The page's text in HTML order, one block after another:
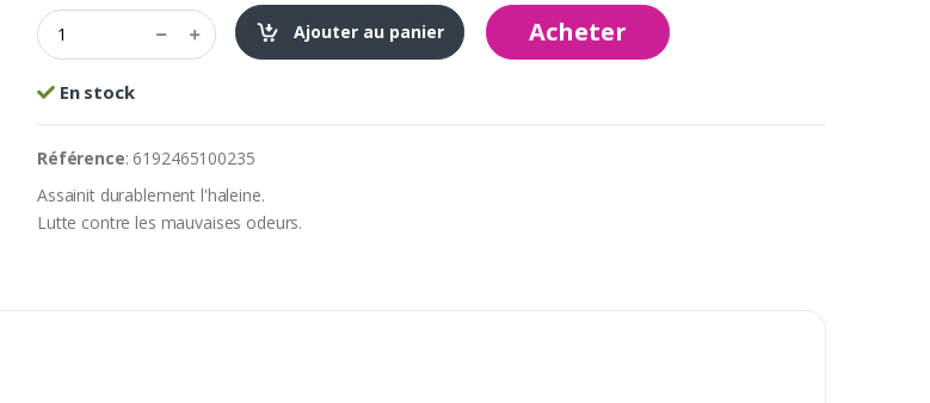
Ajouter au panier
Acheter
En stock
Référence: 6192465100235
Assainit durablement l'haleine.
Lutte contre les mauvaises odeurs.